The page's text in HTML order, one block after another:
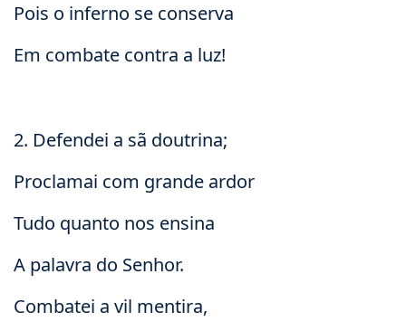
Pois o inferno se conserva
Em combate contra a luz!
2. Defendei a sã doutrina;
Proclamai com grande ardor
Tudo quanto nos ensina
A palavra do Senhor.
Combatei a vil mentira,